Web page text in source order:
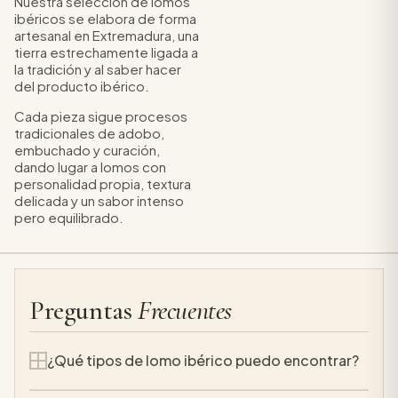
ibéricos se elabora de forma
artesanal en Extremadura, una
tierra estrechamente ligada a
la tradición y al saber hacer
del producto ibérico.
Cada pieza sigue procesos
tradicionales de adobo,
embuchado y curación,
dando lugar a lomos con
personalidad propia, textura
delicada y un sabor intenso
pero equilibrado.
PreguntasFrecuentes
¿Qué tipos de lomo ibérico puedo encontrar?